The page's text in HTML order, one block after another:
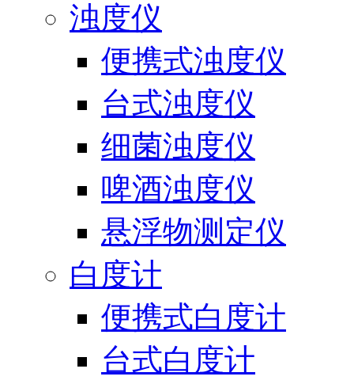
浊度仪
便携式浊度仪
台式浊度仪
细菌浊度仪
啤酒浊度仪
悬浮物测定仪
白度计
便携式白度计
台式白度计